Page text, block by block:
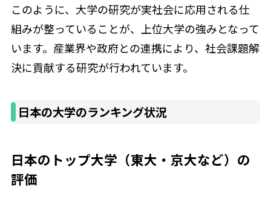
このように、大学の研究が実社会に応用される仕
組みが整っていることが、上位大学の強みとなって
います。産業界や政府との連携により、社会課題解
決に貢献する研究が行われています。
日本の大学のランキング状況
日本のトップ大学（東大・京大など）の
評価